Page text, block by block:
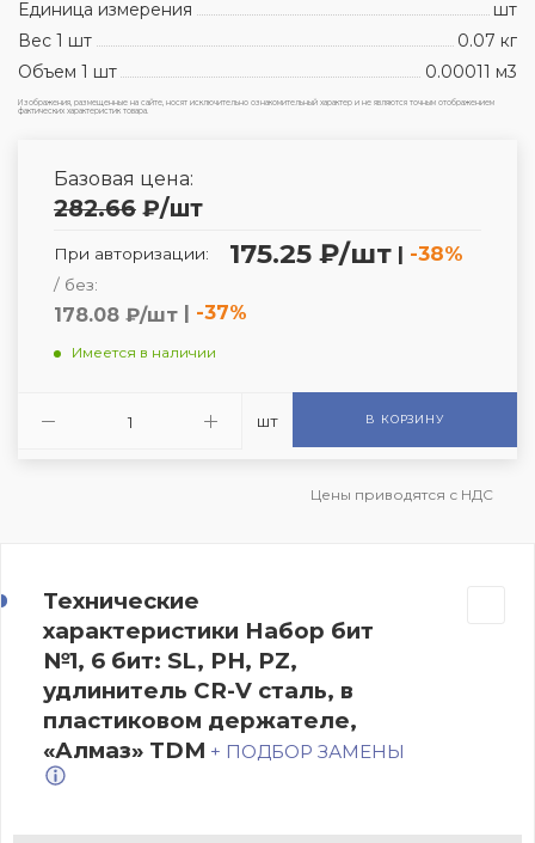
Единица измерения
шт
Вес 1 шт
0.07 кг
Объем 1 шт
0.00011 м3
Изображения, размещенные на сайте, носят исключительно ознакомительный характер и не являются точным отображением
фактических характеристик товара.
Базовая цена:
282.66 ₽/шт
При авторизации: 175.25 ₽/шт | -38%
/ без:
178.08 ₽/шт | -37%
Имеется в наличии
шт В КОРЗИНУ
Цены приводятся с НДС
Технические
характеристики Набор бит
№1, 6 бит: SL, PH, PZ,
удлинитель CR-V сталь, в
пластиковом держателе,
«Алмаз» TDM + ПОДБОР ЗАМЕНЫ